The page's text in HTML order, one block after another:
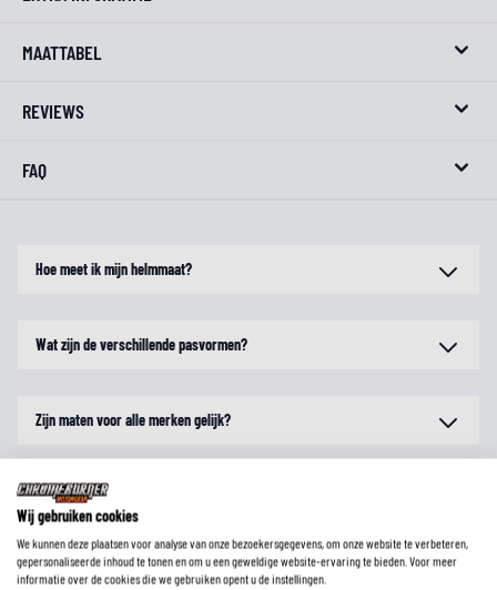
MAATTABEL
REVIEWS
FAQ
Hoe meet ik mijn helmmaat?
Wat zijn de verschillende pasvormen?
Zijn maten voor alle merken gelijk?
Hoe controleer ik of de helm echt goed zit?
Is een ECE gekeurde motorhelm toegestaan in mijn land?
Wij gebruiken cookies
We kunnen deze plaatsen voor analyse van onze bezoekersgegevens, om onze website te verbeteren,
gepersonaliseerde inhoud te tonen en om u een geweldige website-ervaring te bieden. Voor meer
informatie over de cookies die we gebruiken opent u de instellingen.